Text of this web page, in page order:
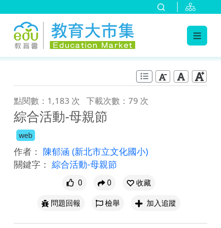
點閱數：1,183 次 下載次數：79 次
綜合活動-母親節
web
作者： 陳郁涵 (新北市立文化國小)
關鍵字： 綜合活動-母親節
0 0
收藏
問題回報
檢舉 加入追蹤